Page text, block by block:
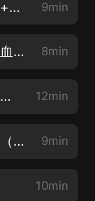
《道醫天下》 第002集 美冬兒（+v：zijinjushe1呀~） 9min
《道醫天下》 第003集 殺人不見血（+v：zijinjushe1呀~） 8min
《道醫天下》 第004集 生活情調（+v：zijinjushe1呀~） 12min
《道醫天下》 第005集 女神駕到（+v：zijinjushe1呀~） 9min
10min